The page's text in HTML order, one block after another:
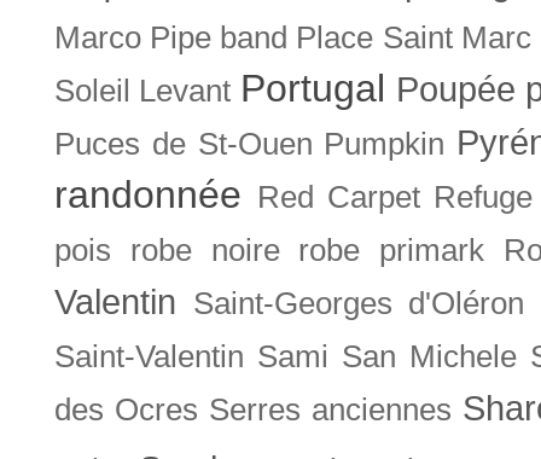
Marco Pipe band Place Saint Marc
Soleil Levant Portugal Poupée
Puces de St-Ouen Pumpkin
randonnée Red Carpet Refuge
pois
robe noire robe primark
Valentin Saint-Georges d'Oléron
Saint-Valentin Sami San Michele
des Ocres Serres anciennes